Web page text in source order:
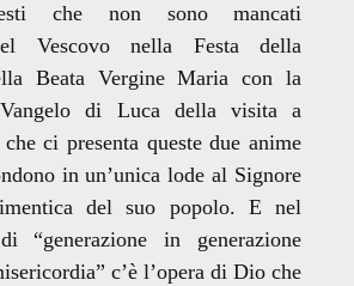
che non sono mancati
Vescovo nella Festa della
Beata Vergine Maria con la
di Luca della visita a
che ci presenta queste due anime
in un’unica lode al Signore
del suo popolo. E nel
“generazione in generazione
c’è l’opera di Dio che